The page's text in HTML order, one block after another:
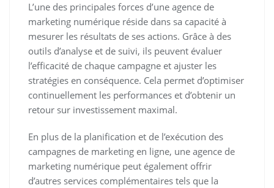
L’une des principales forces d’une agence de
marketing numérique réside dans sa capacité à
mesurer les résultats de ses actions. Grâce à des
outils d’analyse et de suivi, ils peuvent évaluer
l’efficacité de chaque campagne et ajuster les
stratégies en conséquence. Cela permet d’optimiser
continuellement les performances et d’obtenir un
retour sur investissement maximal.
En plus de la planification et de l’exécution des
campagnes de marketing en ligne, une agence de
marketing numérique peut également offrir
d’autres services complémentaires tels que la